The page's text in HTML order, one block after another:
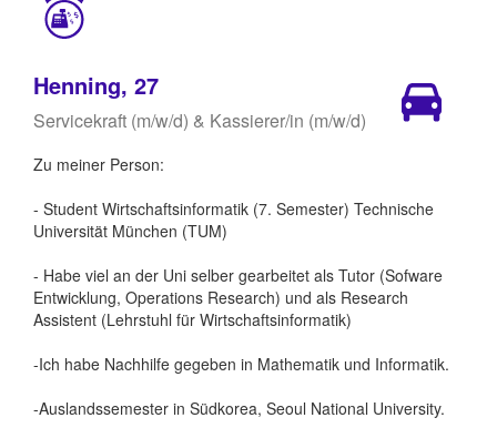
Henning, 27
Servicekraft (m/w/d) & Kassierer/in (m/w/d)
Zu meiner Person:
- Student Wirtschaftsinformatik (7. Semester) Technische
Universität München (TUM)
- Habe viel an der Uni selber gearbeitet als Tutor (Sofware
Entwicklung, Operations Research) und als Research
Assistent (Lehrstuhl für Wirtschaftsinformatik)
-Ich habe Nachhilfe gegeben in Mathematik und Informatik.
-Auslandssemester in Südkorea, Seoul National University.